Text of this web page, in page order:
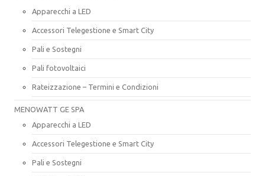
Apparecchi a LED
Accessori Telegestione e Smart City
Pali e Sostegni
Pali fotovoltaici
Rateizzazione – Termini e Condizioni
MENOWATT GE SPA
Apparecchi a LED
Accessori Telegestione e Smart City
Pali e Sostegni